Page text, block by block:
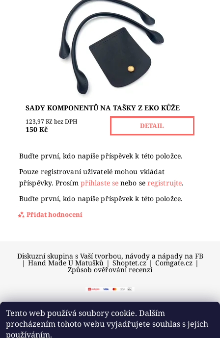
Sady komponentů z eko kůže, různé barvy.
SLOŽENÍ: 1 klopa - šířka 8,5 cm, výška 10 cm 2
ucha - délka: 34 cm
Dostupnost:
Skladem 1
SADY KOMPONENTŮ NA TAŠKY Z EKO KŮŽE
123,97 Kč bez DPH
150 Kč DETAIL
Buďte první, kdo napíše příspěvek k této položce.
Pouze registrovaní uživatelé mohou vkládat
příspěvky. Prosím přihlaste se nebo se registrujte.
Buďte první, kdo napíše příspěvek k této položce.
Přidat hodnocení
Diskuzní skupina s Vaší tvorbou, návody a nápady na FB
| Hand Made U Matušků | Shoptet.cz | Comgate.cz |
Způsob ověřování recenzí
2026 © U Matušků, všechna práva vyhrazena
Tento web používá soubory cookie. Dalším
procházením tohoto webu vyjadřujete souhlas s jejich
používáním.